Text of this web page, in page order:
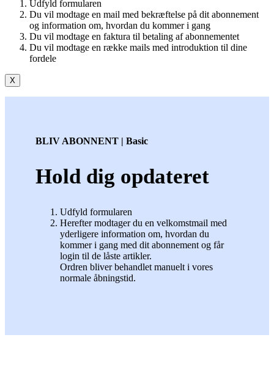
Udfyld formularen
Du vil modtage en mail med bekræftelse på dit abonnement
og information om, hvordan du kommer i gang
Du vil modtage en faktura til betaling af abonnementet
Du vil modtage en række mails med introduktion til dine
fordele
X
BLIV ABONNENT | Basic
Hold dig opdateret
Udfyld formularen
Herefter modtager du en velkomstmail med
yderligere information om, hvordan du
kommer i gang med dit abonnement og får
login til de låste artikler.
Ordren bliver behandlet manuelt i vores
normale åbningstid.